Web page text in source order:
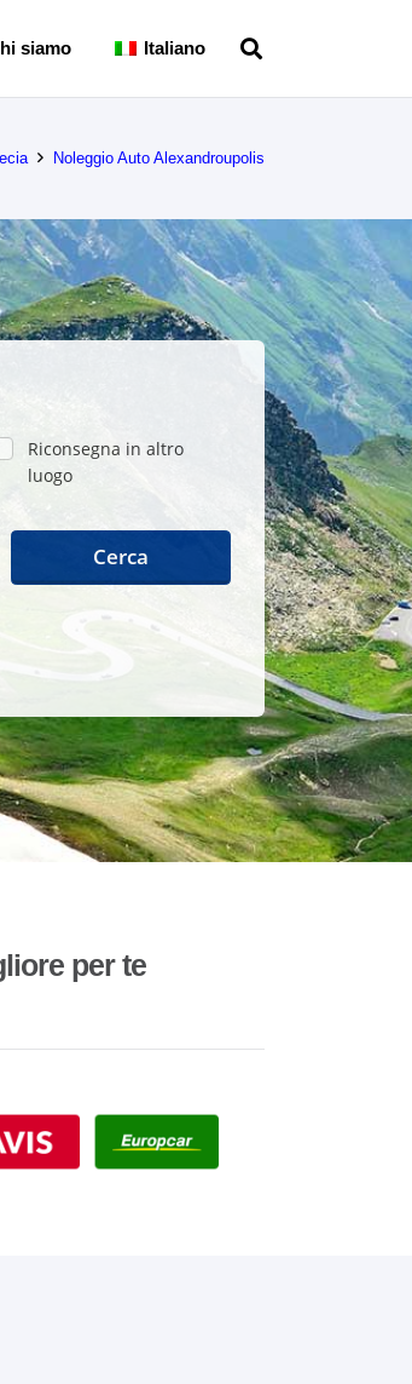
siamo Italiano
Noleggio Auto Alexandroupolis
Riconsegna in altro
luogo
Cerca
per te